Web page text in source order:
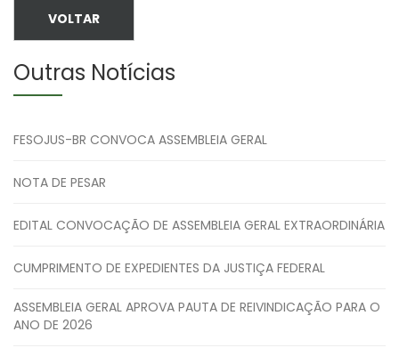
VOLTAR
Outras Notícias
FESOJUS-BR CONVOCA ASSEMBLEIA GERAL
NOTA DE PESAR
EDITAL CONVOCAÇÃO DE ASSEMBLEIA GERAL EXTRAORDINÁRIA
CUMPRIMENTO DE EXPEDIENTES DA JUSTIÇA FEDERAL
ASSEMBLEIA GERAL APROVA PAUTA DE REIVINDICAÇÃO PARA O
ANO DE 2026